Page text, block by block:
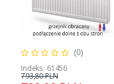
(0)
Indeks: 61456
793,80 PLN